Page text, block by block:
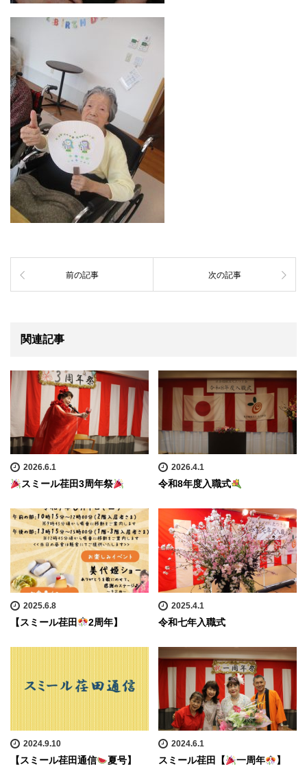
前の記事 次の記事
関連記事
2026.6.1
スミール荏田3周年祭
2026.4.1
令和8年度入職式
2025.6.8
【スミール荏田 2周年】
2025.4.1
令和七年入職式
2024.9.10
【スミール荏田通信 夏号】
2024.6.1
スミール荏田【 一周年 】